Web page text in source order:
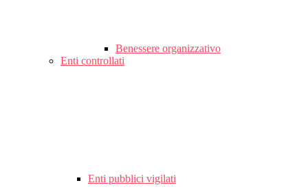
Benessere organizzativo
Enti controllati
Enti pubblici vigilati